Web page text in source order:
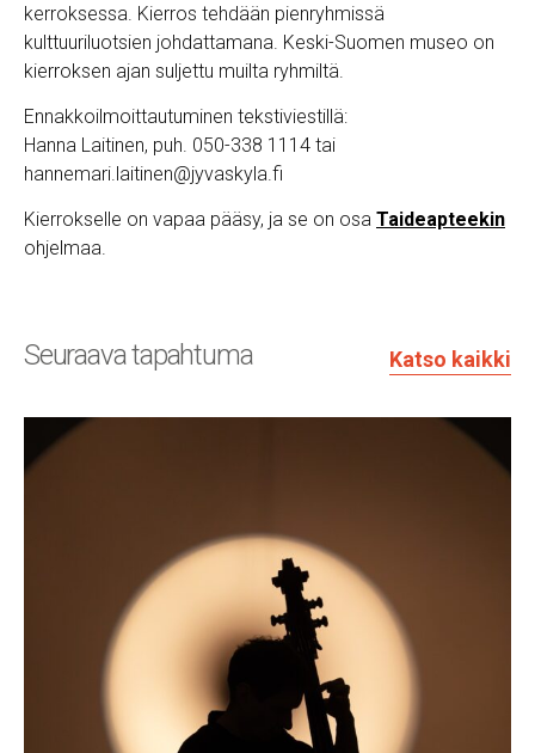
kerroksessa. Kierros tehdään pienryhmissä
kulttuuriluotsien johdattamana. Keski-Suomen museo on
kierroksen ajan suljettu muilta ryhmiltä.
Ennakkoilmoittautuminen tekstiviestillä:
Hanna Laitinen, puh. 050-338 1114 tai
hannemari.laitinen@jyvaskyla.fi
Kierrokselle on vapaa pääsy, ja se on osa Taideapteekin
ohjelmaa.
Seuraava tapahtuma Katso kaikki